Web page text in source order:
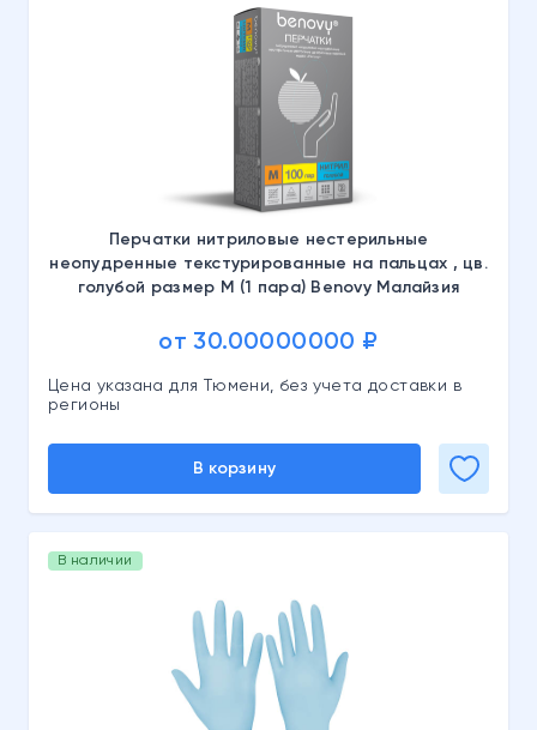
Перчатки нитриловые нестерильные
неопудренные текстурированные на пальцах , цв.
голубой размер M (1 пара) Benovy Малайзия
от 30.00000000 ₽
Цена указана для Тюмени, без учета доставки в
регионы
В корзину
В наличии